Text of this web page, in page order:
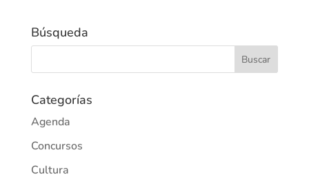
Búsqueda
Categorías
Agenda
Concursos
Cultura